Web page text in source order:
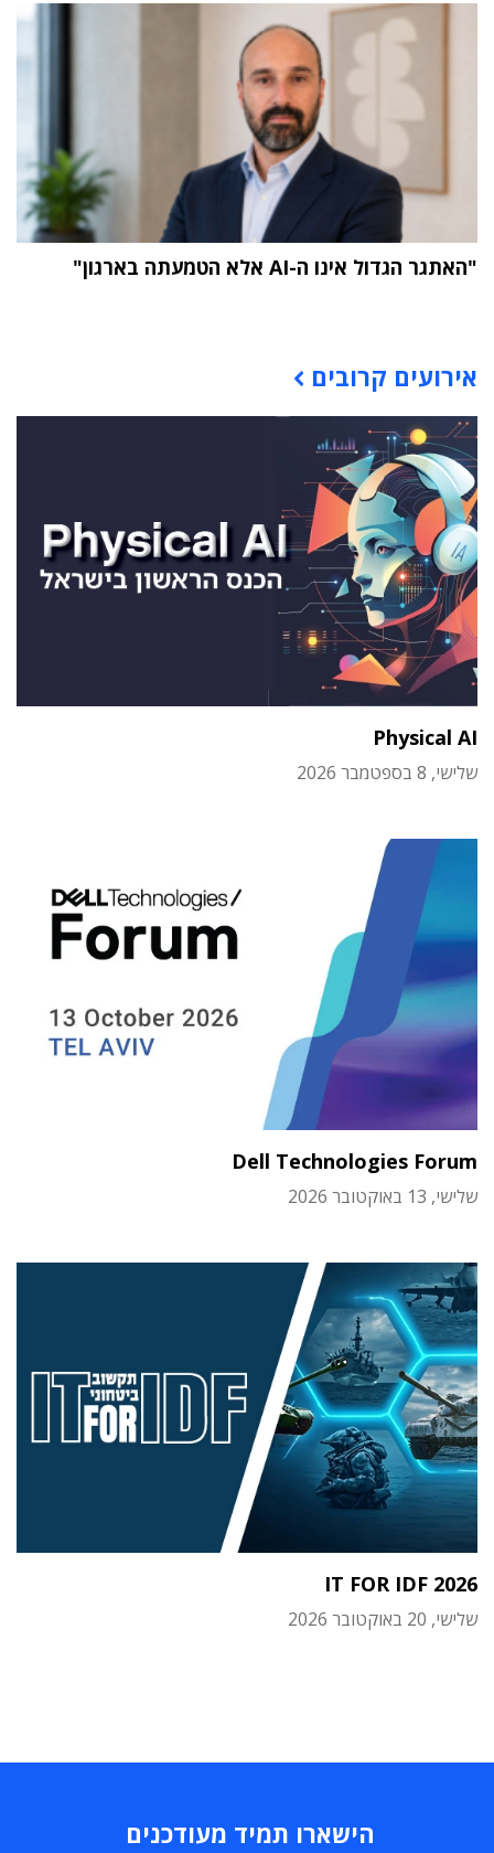
"האתגר הגדול אינו ה-AI אלא הטמעתה בארגון"
אירועים קרובים
Physical AI
שלישי, 8 בספטמבר 2026
Dell Technologies Forum
שלישי, 13 באוקטובר 2026
IT FOR IDF 2026
שלישי, 20 באוקטובר 2026
הישארו תמיד מעודכנים